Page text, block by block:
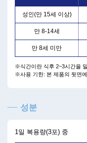
성인(만 15세 이상)
만 8-14세
만 8세 미만
※식간이란 식후 2~3시간을
※사용 기한: 본 제품의 뒷면
성분
1일 복용량(3포) 중